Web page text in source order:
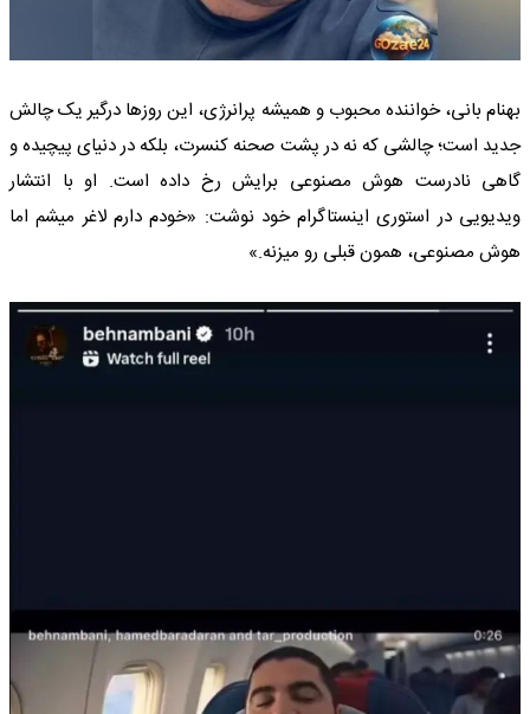
بهنام بانی، خواننده محبوب و همیشه پرانرژی، این روزها درگیر یک چالش
جدید است؛ چالشی که نه در پشت صحنه کنسرت، بلکه در دنیای پیچیده و
گاهی نادرست هوش مصنوعی برایش رخ داده است. او با انتشار
ویدیویی در استوری اینستاگرام خود نوشت: «خودم دارم لاغر میشم اما
هوش مصنوعی، همون قبلی رو میزنه.»